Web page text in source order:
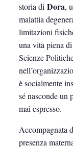
storia di Dora,
malattia
limitazioni
una vita piena
Scienze
è socialmente
sé nasconde un
mai espresso.
Accompagnata
presenza